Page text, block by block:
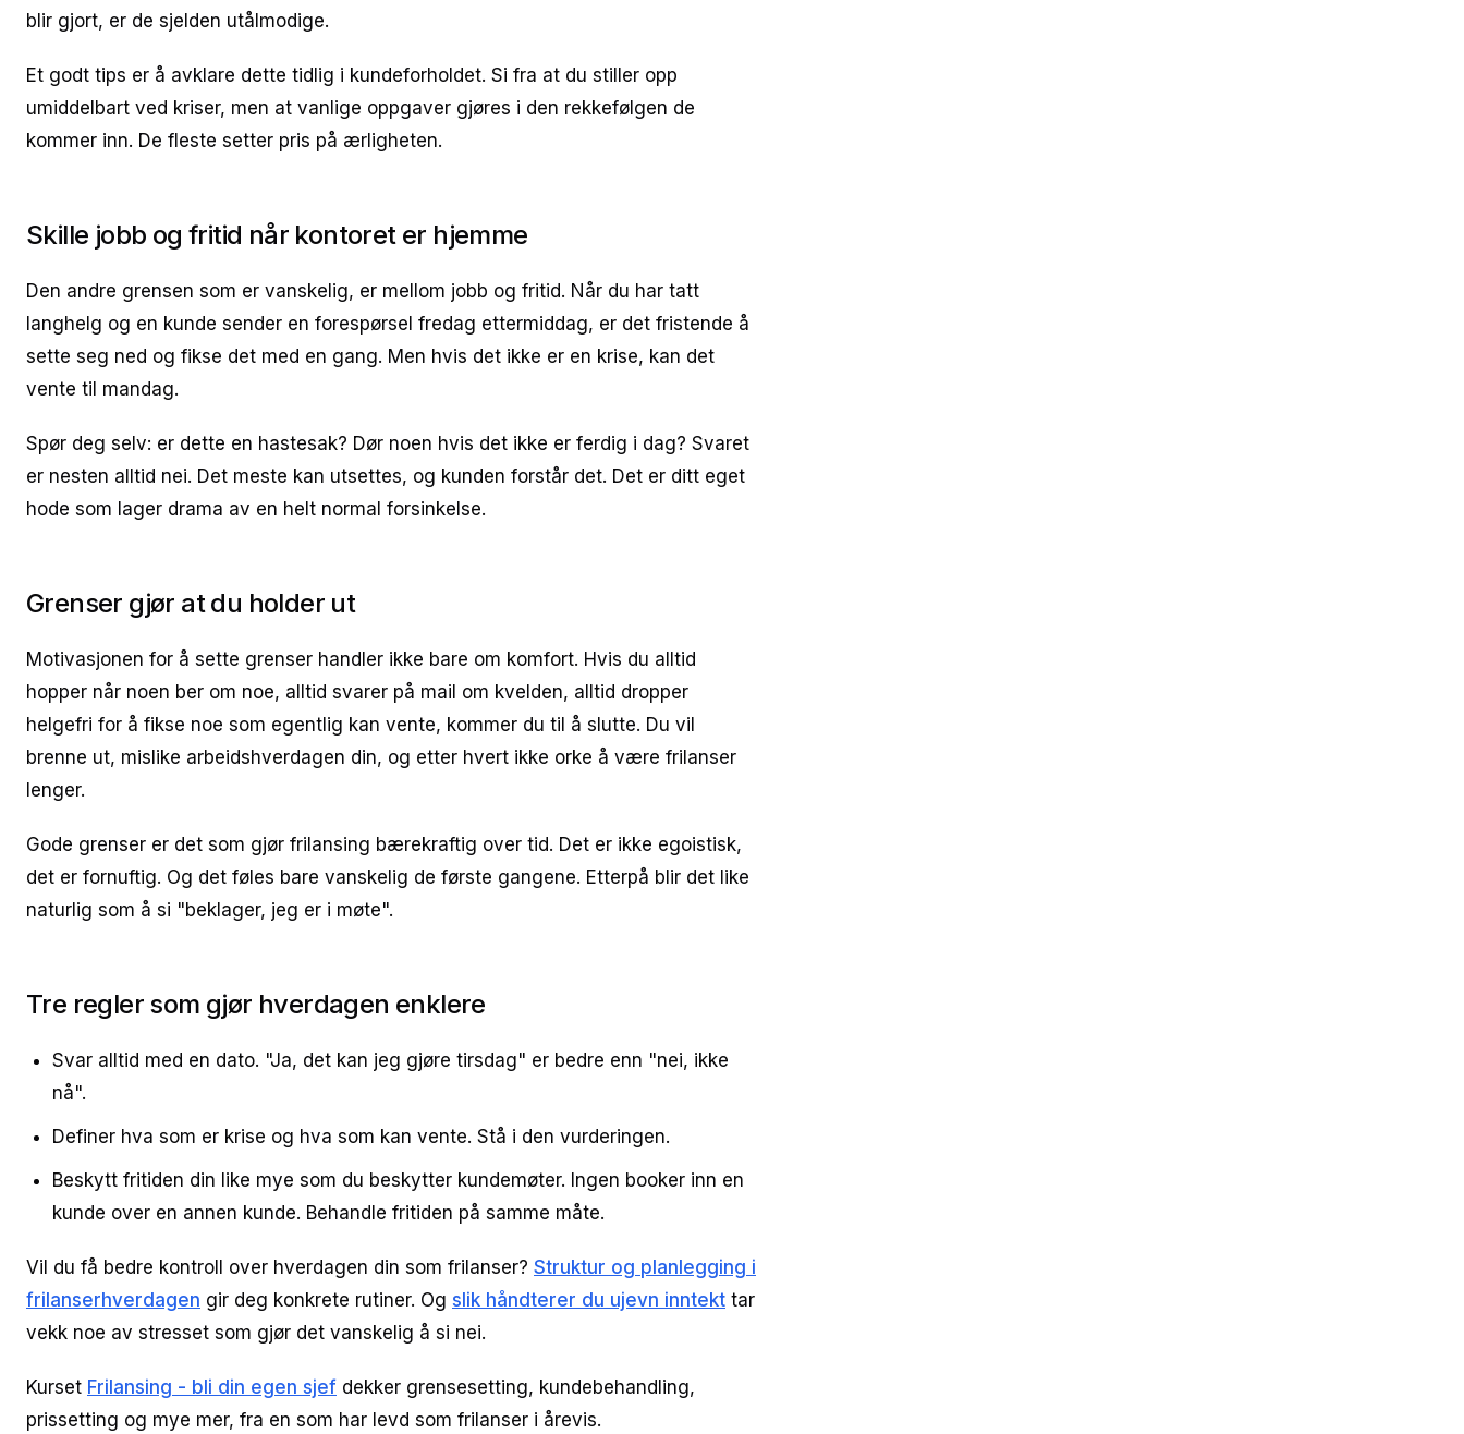
blir gjort, er de sjelden utålmodige.
Et godt tips er å avklare dette tidlig i kundeforholdet. Si fra at du stiller opp
umiddelbart ved kriser, men at vanlige oppgaver gjøres i den rekkefølgen de
kommer inn. De fleste setter pris på ærligheten.
Skille jobb og fritid når kontoret er hjemme
Den andre grensen som er vanskelig, er mellom jobb og fritid. Når du har tatt
langhelg og en kunde sender en forespørsel fredag ettermiddag, er det fristende å
sette seg ned og fikse det med en gang. Men hvis det ikke er en krise, kan det
vente til mandag.
Spør deg selv: er dette en hastesak? Dør noen hvis det ikke er ferdig i dag? Svaret
er nesten alltid nei. Det meste kan utsettes, og kunden forstår det. Det er ditt eget
hode som lager drama av en helt normal forsinkelse.
Grenser gjør at du holder ut
Motivasjonen for å sette grenser handler ikke bare om komfort. Hvis du alltid
hopper når noen ber om noe, alltid svarer på mail om kvelden, alltid dropper
helgefri for å fikse noe som egentlig kan vente, kommer du til å slutte. Du vil
brenne ut, mislike arbeidshverdagen din, og etter hvert ikke orke å være frilanser
lenger.
Gode grenser er det som gjør frilansing bærekraftig over tid. Det er ikke egoistisk,
det er fornuftig. Og det føles bare vanskelig de første gangene. Etterpå blir det like
naturlig som å si "beklager, jeg er i møte".
Tre regler som gjør hverdagen enklere
Svar alltid med en dato. "Ja, det kan jeg gjøre tirsdag" er bedre enn "nei, ikke
nå".
Definer hva som er krise og hva som kan vente. Stå i den vurderingen.
Beskytt fritiden din like mye som du beskytter kundemøter. Ingen booker inn en
kunde over en annen kunde. Behandle fritiden på samme måte.
Vil du få bedre kontroll over hverdagen din som frilanser? Struktur og planlegging i
frilanserhverdagen gir deg konkrete rutiner. Og slik håndterer du ujevn inntekt tar
vekk noe av stresset som gjør det vanskelig å si nei.
Kurset Frilansing - bli din egen sjef dekker grensesetting, kundebehandling,
prissetting og mye mer, fra en som har levd som frilanser i årevis.